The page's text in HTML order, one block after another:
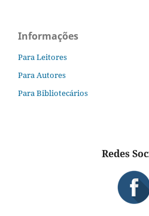
Informações
Para Leitores
Para Autores
Para Bibliotecários
Redes